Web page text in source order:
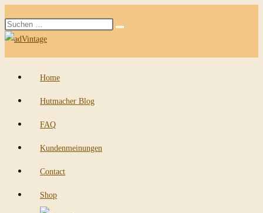
Inhalt
springen
Diese
Website
Suche
Home
Hutmacher Blog
FAQ
Kundenmeinungen
Contact
Shop